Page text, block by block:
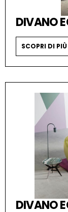
DIVANO
SCOPRI DI PIÙ
DIVANO